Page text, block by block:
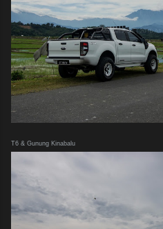
T6 & Gunung Kinabalu